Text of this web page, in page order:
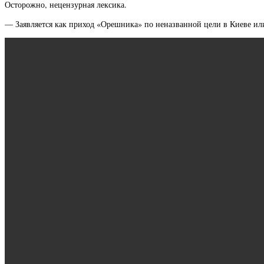
Осторожно, нецензурная лексика.
— Заявляется как приход «Орешника» по неназванной цели в Киеве